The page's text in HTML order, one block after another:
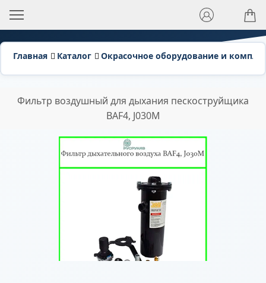
Главная Каталог Окрасочное оборудование и
Фильтр воздушный для дыхания пескоструйщика
BAF4, J030M